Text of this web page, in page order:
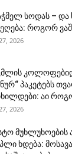
სოდას – და
როგორ
2026
პაკეტებს
აი
2026
მუხლუხოების
ხდება: